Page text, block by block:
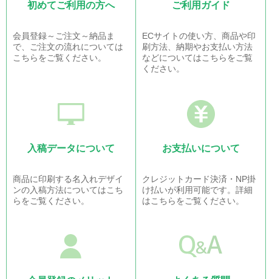
初めてご利用の方へ
会員登録～ご注文～納品ま
で、ご注文の流れについては
こちらをご覧ください。
ご利用ガイド
ECサイトの使い方、商品や印
刷方法、納期やお支払い方法
などについてはこちらをご覧
ください。
入稿データについて
商品に印刷する名入れデザイ
ンの入稿方法についてはこち
らをご覧ください。
お支払いについて
クレジットカード決済・NP掛
け払いが利用可能です。詳細
はこちらをご覧ください。